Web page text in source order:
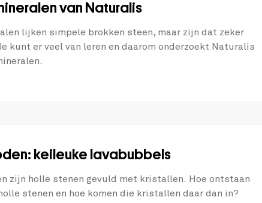
van Naturalis
lijken simpele brokken steen, maar zijn dat zeker
kunt er veel van leren en daarom onderzoekt Naturalis
keileuke lavabubbels
zijn holle stenen gevuld met kristallen. Hoe ontstaan
stenen en hoe komen die kristallen daar dan in?